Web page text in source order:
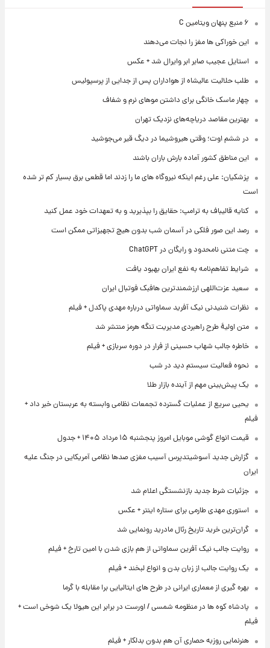
۶ منبع پنهان ویتامین C
این خوراکی ها مغز را نجات می‌دهند
استایل عجیب صابر ابر وایرال شد + عکس
طلب حلالیت عالیشاه از هواداران پس از جدایی از پرسپولیس
چهار ماسک خانگی برای داشتن موهای نرم و شفاف
بهترین مقاصد دریاچه‌های نزدیک تهران
در ششم اوت؛ وقتی هیروشیما در دیگ قیر می‌جوشید
این مناطق کشور آماده بارش باران باشند
پزشکیان: علی رغم اینکه نیروگاه های ما را زدند اما قطعی برق بسیار کم تر شده
است
کنایه قالیباف به ترامپ: حقایق را بپذیرید و به تعهدات خود عمل کنید
رصد این صور فلکی در آسمان شب بدون هیچ تجهیزاتی ممکن است
چت متنی نامحدود و رایگان در ChatGPT
شرایط تفاهم‌نامه به نفع ایران بهبود یافت
سعید عزت‌اللهی ارزشمندترین هافبک فوتبال ایران
نظرات شنیدنی نیک آفرید سماواتی درباره مهدی پاکدل + فیلم
متن اولیۀ طرح راهبردی مدیریت تنگه هرمز منتشر شد
خاطره جالب شهاب حسینی از فرار در دوره سربازی + فیلم
نحوه فعالیت سیستم دید در شب
یک پیش‌بینی مهم از آینده بازار طلا
یحیی سریع از عملیات گسترده تجمعات نظامی وابسته به عربستان خبر داد +
فیلم
قیمت انواع گوشی موبایل امروز پنجشنبه ۱۵ مرداد ۱۴۰۵ + جدول
گزارش جدید آسوشیتدپرس آسیب مغزی صدها نظامی آمریکایی در جنگ علیه
ایران
جزئیات شرط جدید بازنشستگی اعلام شد
استوری مهدی طارمی برای ستاره اینتر + عکس
گران‌ترین خرید تاریخ رئال مادرید رونمایی شد
روایت جالب نیک آفرین سماواتی از هم بازی شدن با امین تارخ + فیلم
یک روایت جالب از زبان بدن و انواع لبخند + فیلم
بهره گیری از معماری ایرانی در طرح های ایتالیایی برا مقابله با گرما
پادشاه کوه ها در منظومه شمسی / اورست در برابر این هیولا یک شوخی است +
فیلم
هنرنمایی روزبه حصاری آن هم بدون بدلکار + فیلم